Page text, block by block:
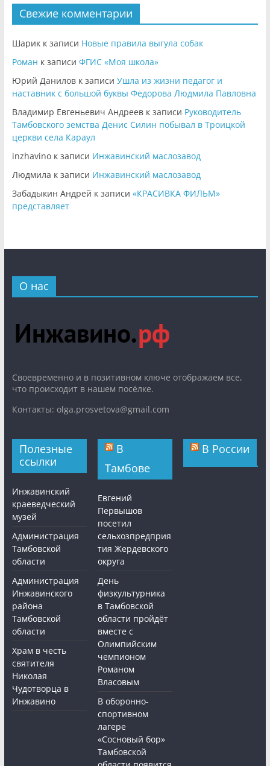
Свежие комментарии
Шарикк записи Новые правила выгула собак
Роман к записи ФГИС «Моя школа»
Юрий Даниловк записи Ушла из жизни педагог и
наставник с большой буквы Федорова Людмила Павловна
Владимир Евгеньевич Андреевк записи Руководитель
Тамбовского земства Денис Силин побывал в Троицкой
церкви села Караул
inzhavinoк записи Инжавинский маслозавод
Людмила к записи Инжавинский маслозавод
Забадыкин Андрей к записи «КРАСИВКА ФИЛЬМ»
представляет
О нас
Cвоевременно и в позитивном ключе отображаем все,
что происходит в нашем посёлке.
Контакты: olga.prosvetova@gmail.com
Полезные
ссылки
Инжавинский
краеведческий
музей
Администрация
Тамбовской
области
Администрация
Инжавинского
района
Тамбовской
области
Храм в честь
святителя
Николая
Чудотворца в
Инжавино
В
Тамбове
Евгений
Первышов
посетил
сельхозпредприя
тия Жердевского
округа
День
физкультурника
в Тамбовской
области пройдёт
вместе с
Олимпийским
чемпионом
Романом
Власовым
В оборонно-
спортивном
лагере
«Сосновый бор»
Тамбовской
В России